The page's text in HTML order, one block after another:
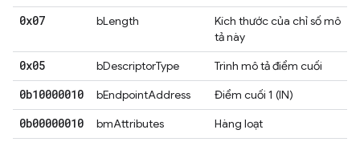
0x07 bLength
Kích thước của chỉ số mô
tả này
0x05 bDescriptorType Trình mô tả điểm cuối
0b10000010 bEndpointAddress Điểm cuối 1 (IN)
0b00000010 bmAttributes Hàng loạt